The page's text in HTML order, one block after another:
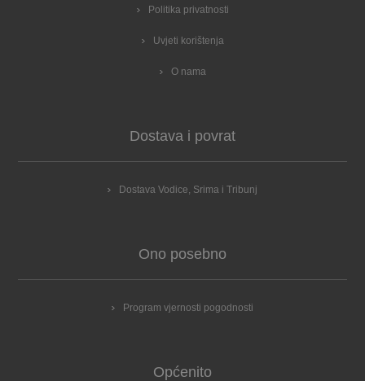
Politika privatnosti
Uvjeti korištenja
O nama
Dostava i povrat
Dostava Vodice, Srima i Tribunj
Ono posebno
Program vjernosti pogodnosti
Općenito